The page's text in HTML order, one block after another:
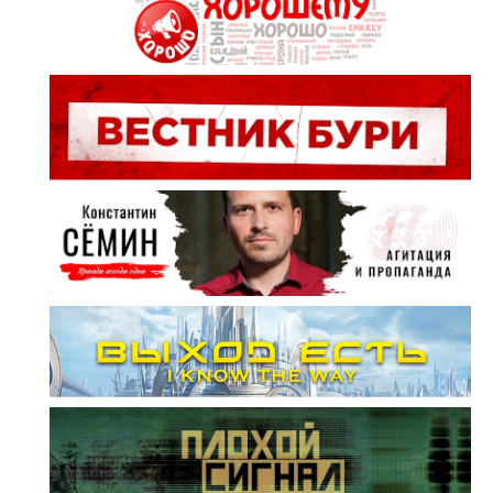
не нашем, но наших соседей — тех же китайцев.
Все сказанное выше, конечно, важно, но можно
было бы обойтись и без этого — достаточно
просто вникнуть в суть приводимого ниже
примера.
Уж как Китай вписан в современную мировую
систему экономического взаимодействия, в том
числе, с США — общеизвестно. И военно-
стратегически - совсем не слабак. Но вот
сравнительно свежее известие: в Канаде
арестована и планируется к выдаче США вице-
президент китайской компании Хьюавей - по
подозрению в нарушении … односторонних
американских санкций против Ирана.
Интересно, а возможно ли сегодня в Китае, чтобы
на каком-то более или менее серьезном
совещании какой-нибудь уважаемый китайский
профессор, допущенный к воспитанию
следующего поколения граждан своей страны,
этак «наивно» удивился бы: мол, почему это кто-
то считает, что противостояние Китая с
Западом исторически неизбежно?...
ПРИЧЕМ ЗДЕСЬ КОНСТИТУЦИЯ?